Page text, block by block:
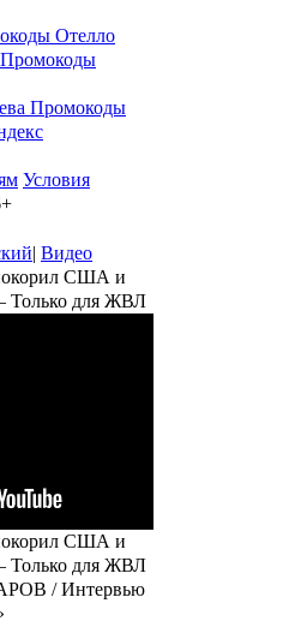
Отелло
Промокоды
Промокоды
Условия
| Видео
США и
Только для ЖВЛ
США и
Только для ЖВЛ
/ Интервью